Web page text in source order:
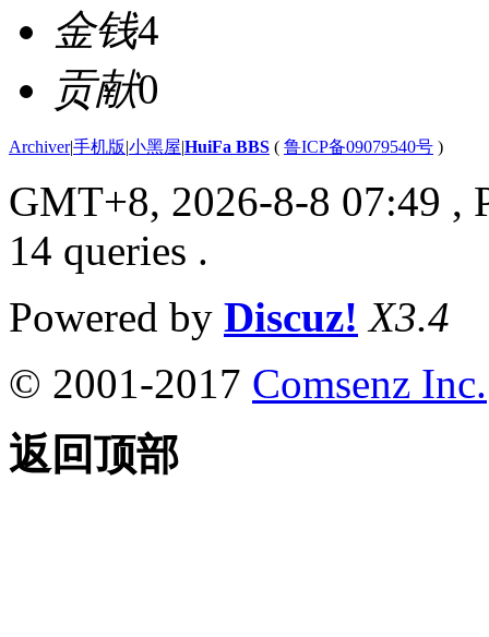
金钱4
贡献0
Archiver|手机版|小黑屋|HuiFa BBS ( 鲁ICP备09079540号 )
GMT+8, 2026-8-8 07:49 ,
14 queries .
Powered by Discuz! X3.4
© 2001-2017 Comsenz Inc.
返回顶部